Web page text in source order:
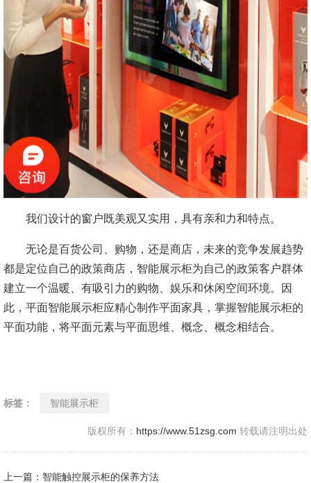
我们设计的窗户既美观又实用，具有亲和力和特点。
无论是百货公司、购物，还是商店，未来的竞争发展趋势
都是定位自己的政策商店，智能展示柜为自己的政策客户群体
建立一个温暖、有吸引力的购物、娱乐和休闲空间环境。因
此，平面智能展示柜应精心制作平面家具，掌握智能展示柜的
平面功能，将平面元素与平面思维、概念、概念相结合。
标签： 智能展示柜
版权所有： https://www.51zsg.com 转载请注明出处
上一篇：智能触控展示柜的保养方法